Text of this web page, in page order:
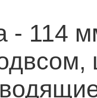
- 114